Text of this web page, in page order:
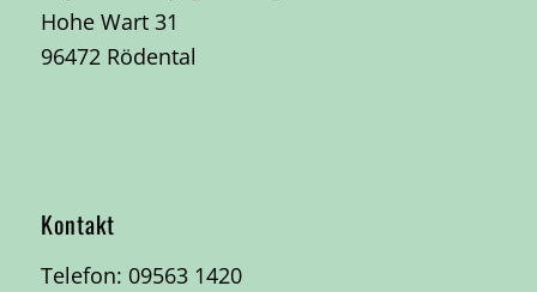
Hohe Wart 31
96472 Rödental
Kontakt
Telefon: 09563 1420